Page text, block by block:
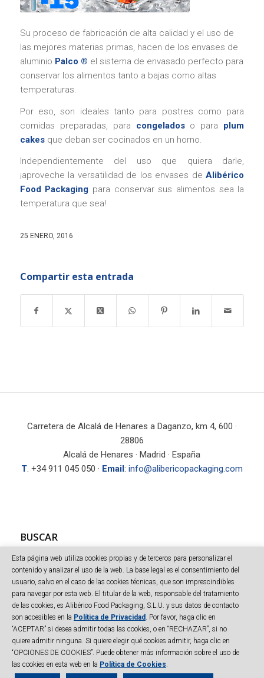
Su proceso de fabricación de alta calidad y el uso de
las mejores materias primas, hacen de los envases de
aluminio Palco ® el sistema de envasado perfecto para
conservar los alimentos tanto a bajas como altas
temperaturas.
Por eso, son ideales tanto para postres como para
comidas preparadas, para congeladoso para plum
cakesque deban ser cocinados en un horno.
Independientemente del uso que quiera darle,
¡aproveche la versatilidad de los envases deAlibérico
Food Packaging para conservar sus alimentos sea la
temperatura que sea!
25 ENERO, 2016
Compartir esta entrada
Carretera de Alcalá de Henares a Daganzo, km 4, 600 ·
28806
Alcalá de Henares · Madrid · España
T. +34 911 045 050 · Email: info@alibericopackaging.com
BUSCAR
© Copyright Alibérico Packaging - Todos los derechos reservados
Mapa web|Aviso legal| Política de Privacidad Cookies
Código
Conducta|
Esta página web utiliza cookies propias y de terceros para personalizar el
contenido y analizar el uso de la web. La base legal es el consentimiento del
usuario, salvo en el caso de las cookies técnicas, que son imprescindibles
para navegar por esta web. El titular de la web, responsable del tratamiento
de las cookies, es Alibérico Food Packaging, S.L.U. y sus datos de contacto
son accesibles en la Política de Privacidad . Por favor, haga clic en
“ACEPTAR” si desea admitir todas las cookies, o en “RECHAZAR”, si no
quiere admitir ninguna. Si quiere elegir qué cookies admitir, haga clic en
“OPCIONES DE COOKIES”. Puede obtener más información sobre el uso de
las cookies en esta web en la Política de Cookies.